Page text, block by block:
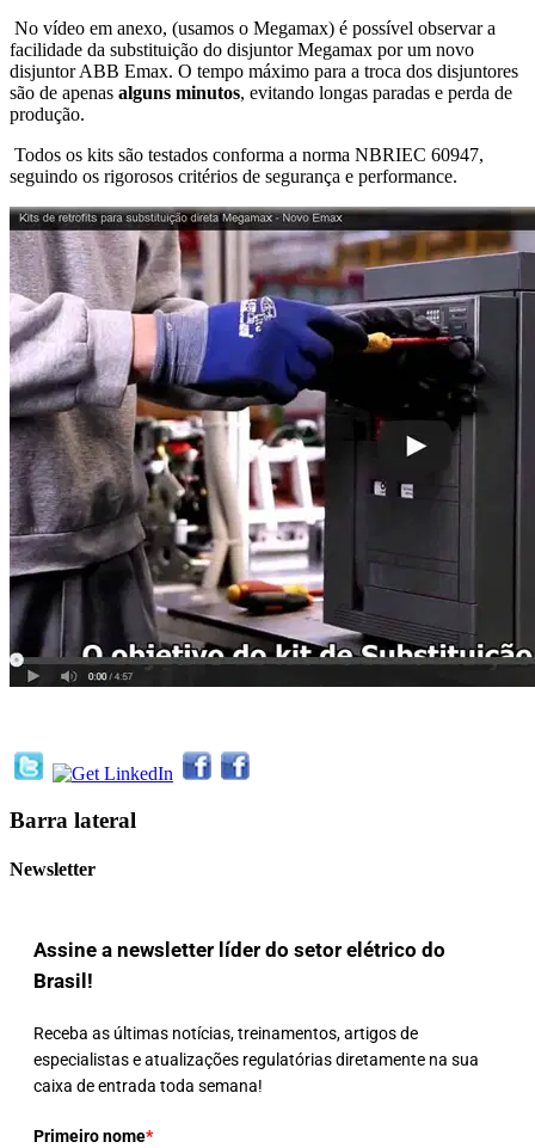
No vídeo em anexo, (usamos o Megamax) é possível observar a
facilidade da substituição do disjuntor Megamax por um novo
disjuntor ABB Emax. O tempo máximo para a troca dos disjuntores
são de apenas alguns minutos, evitando longas paradas e perda de
produção.
Todos os kits são testados conforma a norma NBRIEC 60947,
seguindo os rigorosos critérios de segurança e performance.
Barra lateral
Newsletter
Assine a newsletter líder do setor elétrico do
Brasil!
Receba as últimas notícias, treinamentos, artigos de
especialistas e atualizações regulatórias diretamente na sua
caixa de entrada toda semana!
Primeiro nome*